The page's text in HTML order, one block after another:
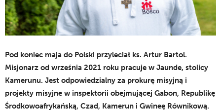
Pod koniec maja do Polski przyleciał ks. Artur Bartol.
Misjonarz od września 2021 roku pracuje w Jaunde, stolicy
Kamerunu. Jest odpowiedzialny za prokurę misyjną i
projekty misyjne w inspektorii obejmującej Gabon, Republikę
Środkowoafrykańską, Czad, Kamerun i Gwineę Równikową.